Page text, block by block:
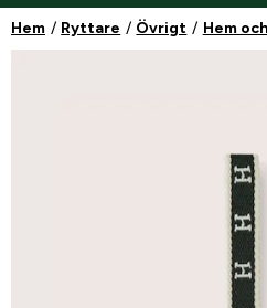
Hem Ryttare Övrigt Hem